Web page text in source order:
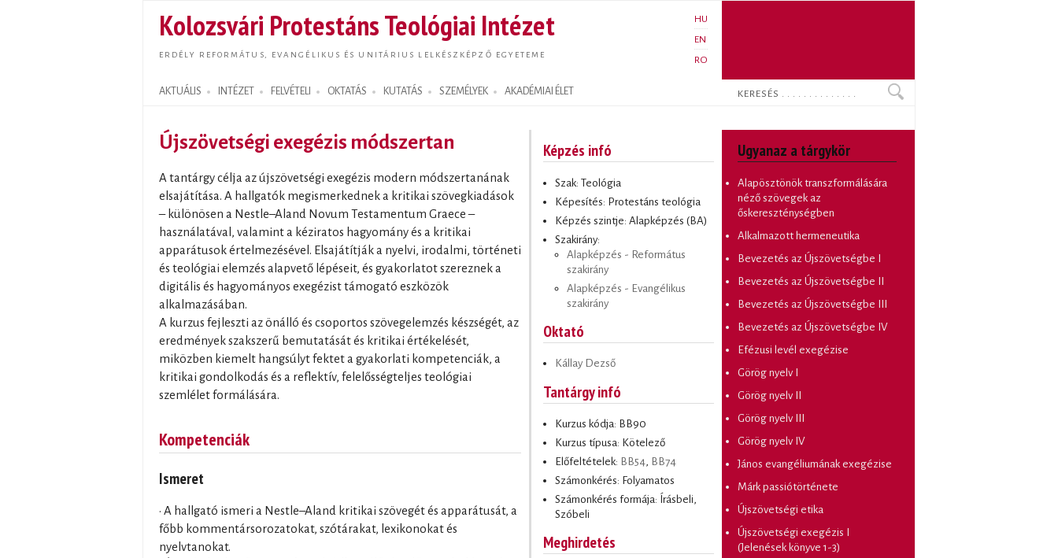
tartalomra
Kolozsvári Protestáns Teológiai Intézet
ERDÉLY REFORMÁTUS, EVANGÉLIKUS ÉS UNITÁRIUS LELKÉSZKÉPZŐ EGYETEME
HU
EN
RO
AKTUÁLIS INTÉZET FELVÉTELI OKTATÁS KUTATÁS SZEMÉLYEK AKADÉMIAI ÉLET
Search form
Keresés
Újszövetségi exegézis módszertan
A tantárgy célja az újszövetségi exegézis modern módszertanának
elsajátítása. A hallgatók megismerkednek a kritikai szövegkiadások
– különösen a Nestle–Aland Novum Testamentum Graece –
használatával, valamint a kéziratos hagyomány és a kritikai
apparátusok értelmezésével. Elsajátítják a nyelvi, irodalmi, történeti
és teológiai elemzés alapvető lépéseit, és gyakorlatot szereznek a
digitális és hagyományos exegézist támogató eszközök
alkalmazásában.
A kurzus fejleszti az önálló és csoportos szövegelemzés készségét, az
eredmények szakszerű bemutatását és kritikai értékelését,
miközben kiemelt hangsúlyt fektet a gyakorlati kompetenciák, a
kritikai gondolkodás és a reflektív, felelősségteljes teológiai
szemlélet formálására.
Kompetenciák
Ismeret
• A hallgató ismeri a Nestle–Aland kritikai szövegét és apparátusát, a
főbb kommentársorozatokat, szótárakat, lexikonokat és
nyelvtanokat.
Képzés infó
Szak: Teológia
Képesítés: Protestáns teológia
Képzés szintje: Alapképzés (BA)
Szakirány:
Alapképzés - Református
szakirány
Alapképzés - Evangélikus
szakirány
Oktató
Kállay Dezső
Tantárgy infó
Kurzus kódja: BB90
Kurzus típusa: Kötelező
Előfeltételek: BB54, BB74
Számonkérés: Folyamatos
Számonkérés formája: Írásbeli,
Szóbeli
Meghirdetés
Ugyanaz a tárgykör
Alapösztönök transzformálására
néző szövegek az
őskereszténységben
Alkalmazott hermeneutika
Bevezetés az Újszövetségbe I
Bevezetés az Újszövetségbe II
Bevezetés az Újszövetségbe III
Bevezetés az Újszövetségbe IV
Efézusi levél exegézise
Görög nyelv I
Görög nyelv II
Görög nyelv III
Görög nyelv IV
János evangéliumának exegézise
Márk passiótörténete
Újszövetségi etika
Újszövetségi exegézis I
(Jelenések könyve 1-3)